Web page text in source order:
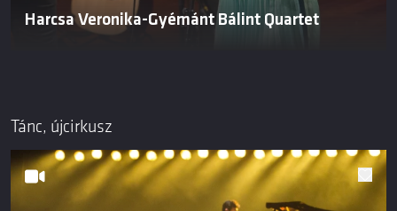
Harcsa Veronika-Gyémánt Bálint Quartet
Tánc, újcirkusz